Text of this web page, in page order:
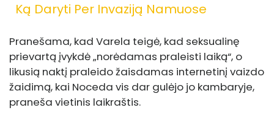
Ką Daryti Per Invaziją Namuose
Pranešama, kad Varela teigė, kad seksualinę
prievartą įvykdė „norėdamas praleisti laiką“, o
likusią naktį praleido žaisdamas internetinį vaizdo
žaidimą, kai Noceda vis dar gulėjo jo kambaryje,
praneša vietinis laikraštis.